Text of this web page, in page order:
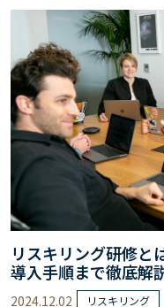
意味や主体性を高める教
しく解説します。 主体性
可欠です。 日頃の子ども
リスキリング研修と
導入手順まで徹底解
2024.12.02 リスキリング